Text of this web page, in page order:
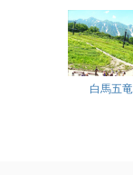
白馬五竜